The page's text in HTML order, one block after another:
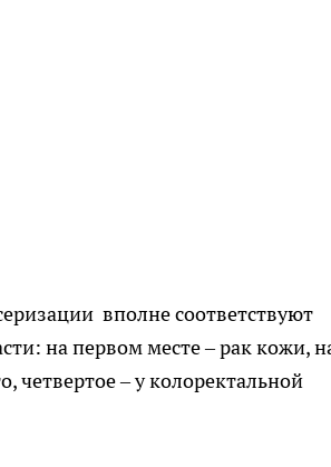
вполне соответствуют
на первом месте – рак кожи,
четвертое – у колоректальной